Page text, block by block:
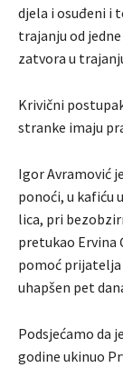
djela i osuđeni i
trajanju od
zatvora u
Krivični
stranke imaju
Igor Avramović
ponoći, u kafiću
lica, pri
pretukao Ervina
pomoć prijatelja
uhapšen pet
Podsjećamo da
godine ukinuo